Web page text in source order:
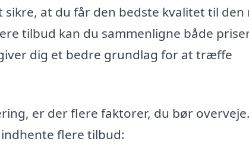
at du får den bedste kvalitet til den
tilbud kan du sammenligne både
dig et bedre grundlag for at træffe
er der flere faktorer, du bør
flere tilbud: